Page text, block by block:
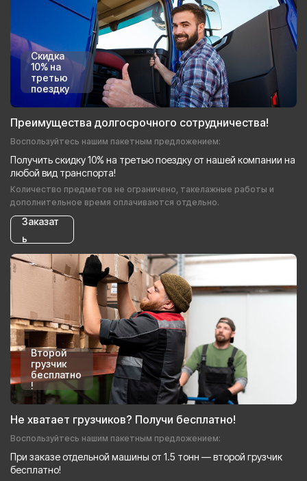
Скидка
10% на
третью
поездку
Преимущества долгосрочного сотрудничества!
Воспользуйтесь нашим пакетным предложением:
Получить скидку 10% на третью поездку от нашей компании на
любой вид транспорта!
Количество предметов не ограничено, такелажные работы и
дополнительное время оплачиваются отдельно.
Заказат
ь
Второй
грузчик
бесплатно
!
Не хватает грузчиков? Получи бесплатно!
Воспользуйтесь нашим пакетным предложением:
При заказе отдельной машины от 1.5 тонн — второй грузчик
бесплатно!